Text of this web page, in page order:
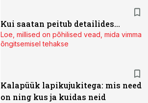
Kui saatan peitub detailides...
Loe, millised on põhilised vead, mida vimma
õngitsemisel tehakse
Kalapüük lapikujukitega: mis need
on ning kus ja kuidas neid